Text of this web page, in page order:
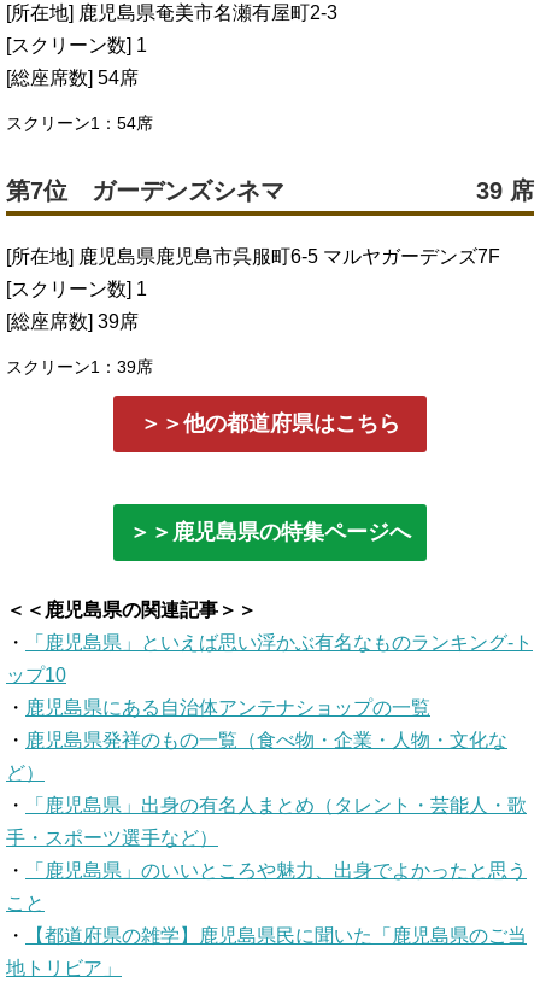
[所在地] 鹿児島県奄美市名瀬有屋町2-3
[スクリーン数] 1
[総座席数] 54席
スクリーン1：54席
第7位 ガーデンズシネマ 39 席
[所在地] 鹿児島県鹿児島市呉服町6-5 マルヤガーデンズ7F
[スクリーン数] 1
[総座席数] 39席
スクリーン1：39席
＞＞他の都道府県はこちら
＞＞鹿児島県の特集ページへ
＜＜鹿児島県の関連記事＞＞
・
「鹿児島県」といえば思い浮かぶ有名なものランキング-ト
ップ10
・ 鹿児島県にある自治体アンテナショップの一覧
・ 鹿児島県発祥のもの一覧（食べ物・企業・人物・文化な
ど）
・
「鹿児島県」出身の有名人まとめ（タレント・芸能人・歌
手・スポーツ選手など）
・
「鹿児島県」のいいところや魅力、出身でよかったと思う
こと
・
【都道府県の雑学】鹿児島県民に聞いた「鹿児島県のご当
地トリビア」